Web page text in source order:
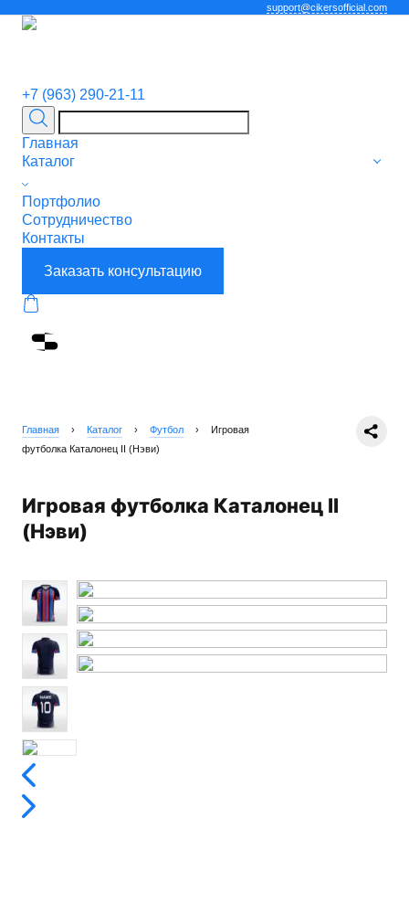
support@cikersofficial.com
+7 (963) 290-21-11
Главная
Каталог
Портфолио
Сотрудничество
Контакты
Заказать консультацию
Главная › Каталог › Футбол ›
Игровая
футболка Каталонец II (Нэви)
Игровая футболка Каталонец II
(Нэви)